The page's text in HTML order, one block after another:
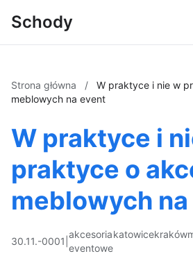
Schody
Strona główna /
W praktyce i nie w
meblowych na event
W praktyce i
praktyce o
meblowych
30.11.-0001
akcesoria
eventowe
katowicekraków